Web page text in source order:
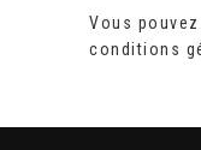
Vous
conditions